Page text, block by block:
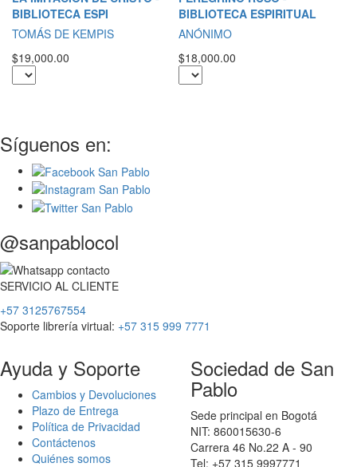
BIBLIOTECA ESPI
TOMÁS DE KEMPIS
$19,000.00
BIBLIOTECA ESPIRITUAL
ANÓNIMO
$18,000.00
Síguenos en:
@sanpablocol
SERVICIO AL CLIENTE
+57 3125767554
Soporte librería virtual: +57 315 999 7771
Ayuda y Soporte
Cambios y Devoluciones
Plazo de Entrega
Política de Privacidad
Contáctenos
Quiénes somos
Sociedad de San
Pablo
Sede principal en Bogotá
NIT: 860015630-6
Carrera 46 No.22 A - 90
Tel: +57 315 9997771